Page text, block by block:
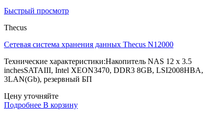
Быстрый просмотр
Thecus
Сетевая система хранения данных Thecus N12000
Технические характеристики:Накопитель NAS 12 x 3.5
inchesSATAIII, Intel XEON3470, DDR3 8GB, LSI2008HBA,
3LAN(Gb), резервный БП
Цену уточняйте
Подробнее В корзину